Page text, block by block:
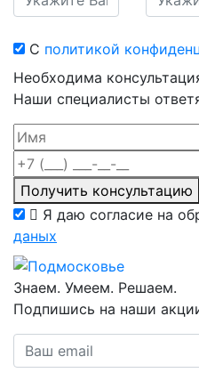
С политикой
Необходима
Наши специалисты
Получить консультацию
Я даю согласие на
даных
Знаем. Умеем. Решаем.
Подпишись на наши